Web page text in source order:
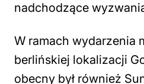
nadchodzące
W ramach wydarzenia
berlińskiej lokalizacji
obecny był również